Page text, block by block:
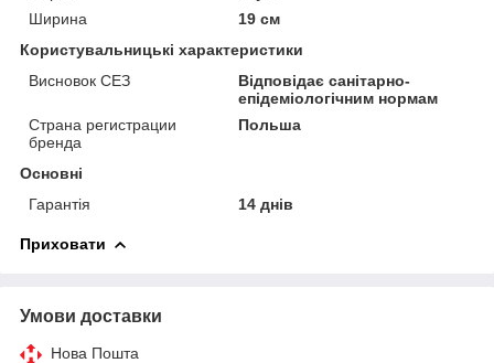
Ширина
19 см
Користувальницькі характеристики
Висновок СЕЗ
Відповідає санітарно-
епідеміологічним нормам
Страна регистрации
бренда
Польша
Основні
Гарантія
14 днів
Приховати
Умови доставки
Нова Пошта